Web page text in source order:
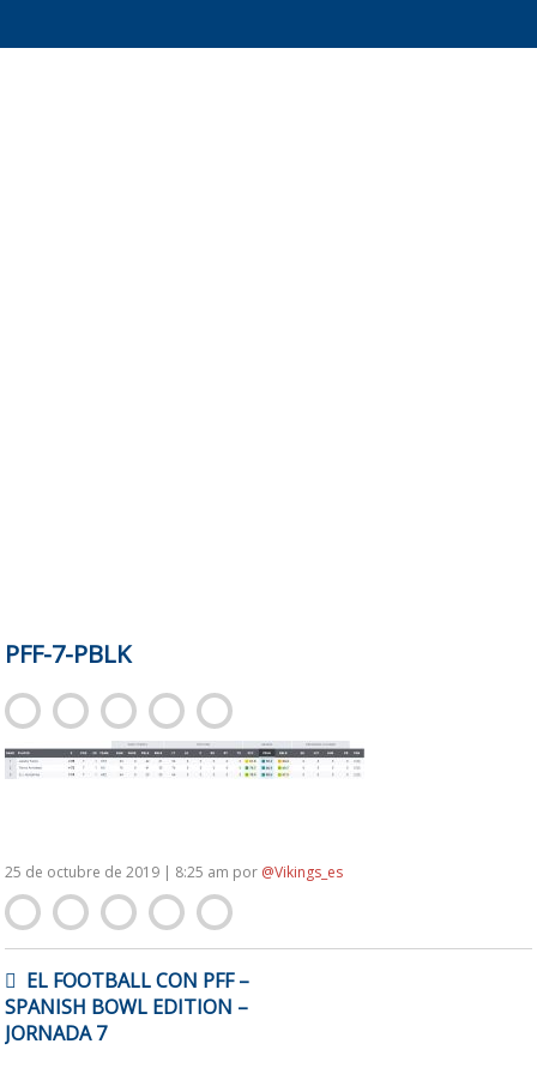
PFF-7-PBLK
25 de octubre de 2019 | 8:25 am por @Vikings_es
NAVEGACIÓN
DE
ENTRADAS
EL FOOTBALL CON PFF –
SPANISH BOWL EDITION –
JORNADA 7